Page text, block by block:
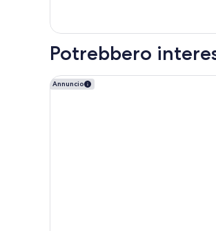
Potrebbero
Annuncio
Embassy Suites by Hilton